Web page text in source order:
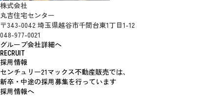
株式会社
丸吉住宅センター
〒343-0042 埼玉県越谷市千間台東1丁目1-12
048-977-0021
グループ会社詳細へ
RECRUIT
採用情報
センチュリー21マックス不動産販売では、
新卒・中途の採用募集を行っています
採用情報へ